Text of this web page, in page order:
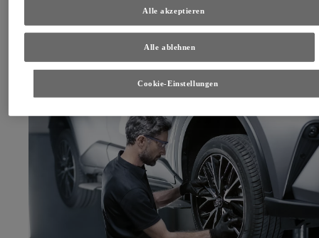
Service entdecken
Cookie-Einstellungen
Alle ablehnen
Alle akzeptieren